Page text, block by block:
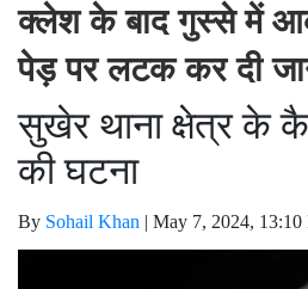
क्लेश के बाद गुस्से में
पेड़ पर लटक कर दी
सुखेर थाना क्षेत्र के
की घटना
By Sohail Khan | May 7, 2024, 13:10